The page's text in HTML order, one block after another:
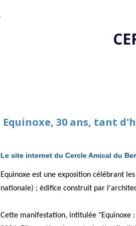
Equinoxe, 30 ans, tant
Le site internet du Cercle Amical du
Equinoxe est une exposition célébrant
nationale) ; édifice construit par
Cette manifestation, intitulée "Equinoxe